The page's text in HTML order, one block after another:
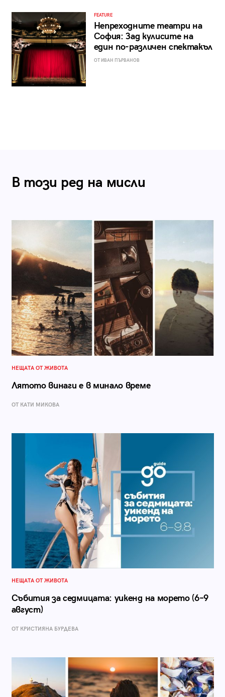
FEATURE
Непреходните театри на
София: Зад кулисите на
един по-различен спектакъл
ОТ ИВАН ПЪРВАНОВ
В този ред на мисли
НЕЩАТА ОТ ЖИВОТА
Лятото винаги е в минало време
ОТ КАТИ МИКОВА
НЕЩАТА ОТ ЖИВОТА
Събития за седмицата: уикенд на морето (6–9
август)
ОТ КРИСТИЯНА БУРДЕВА